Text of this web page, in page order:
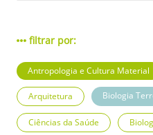
filtrar por:
Antropologia e Cultura Material
Arquitetura Biologia
Ciências da Saúde